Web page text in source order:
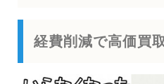
経費削減で高価買